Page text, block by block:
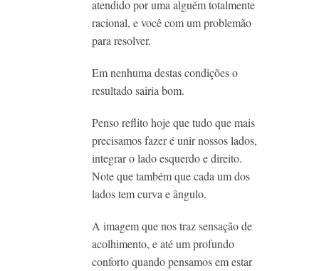
atendido por uma alguém totalmente
racional, e você com um problemão
para resolver.
Em nenhuma destas condições o
resultado sairia bom.
Penso reflito hoje que tudo que mais
precisamos fazer é unir nossos lados,
integrar o lado esquerdo e direito.
Note que também que cada um dos
lados tem curva e ângulo.
A imagem que nos traz sensação de
acolhimento, e até um profundo
conforto quando pensamos em estar